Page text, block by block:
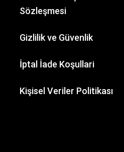
the Slayer
TL
Sözleşmesi
Gizlilik ve Güvenlik
İptal İade Koşullari
Kişisel Veriler Politikası